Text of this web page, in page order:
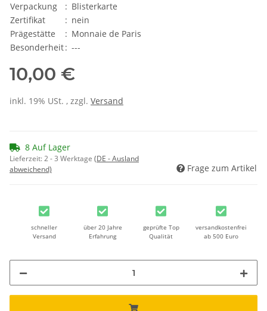
Verpackung
: Blisterkarte
Zertifikat
: nein
Prägestätte
: Monnaie de Paris
Besonderheit: ---
10,00 €
inkl. 19% USt. , zzgl. Versand
8 Auf Lager
Lieferzeit:2 - 3 Werktage (DE - Ausland
abweichend)
Frage zum Artikel
schneller
Versand
über 20 Jahre
Erfahrung
geprüfte Top
Qualität
versandkostenfrei
ab 500 Euro